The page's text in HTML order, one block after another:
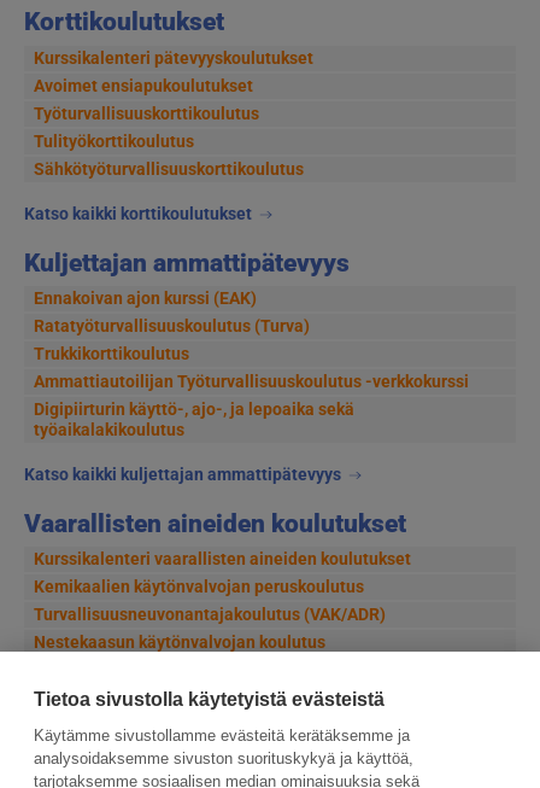
Tietoa sivustolla käytetyistä evästeistä
Käytämme sivustollamme evästeitä kerätäksemme ja
analysoidaksemme sivuston suorituskykyä ja käyttöä,
tarjotaksemme sosiaalisen median ominaisuuksia sekä
Korttikoulutukset
Kurssikalenteri pätevyyskoulutukset
Avoimet ensiapukoulutukset
Työturvallisuuskorttikoulutus
Tulityökorttikoulutus
Sähkötyöturvallisuuskorttikoulutus
Katso kaikki korttikoulutukset
Kuljettajan ammattipätevyys
Ennakoivan ajon kurssi (EAK)
Ratatyöturvallisuuskoulutus (Turva)
Trukkikorttikoulutus
Ammattiautoilijan Työturvallisuuskoulutus -verkkokurssi
Digipiirturin käyttö-, ajo-, ja lepoaika sekä
työaikalakikoulutus
Katso kaikki kuljettajan ammattipätevyys
Vaarallisten aineiden koulutukset
Kurssikalenteri vaarallisten aineiden koulutukset
Kemikaalien käytönvalvojan peruskoulutus
Turvallisuusneuvonantajakoulutus (VAK/ADR)
Nestekaasun käytönvalvojan koulutus
Katso kaikki vaarallisten aineiden koulutukset